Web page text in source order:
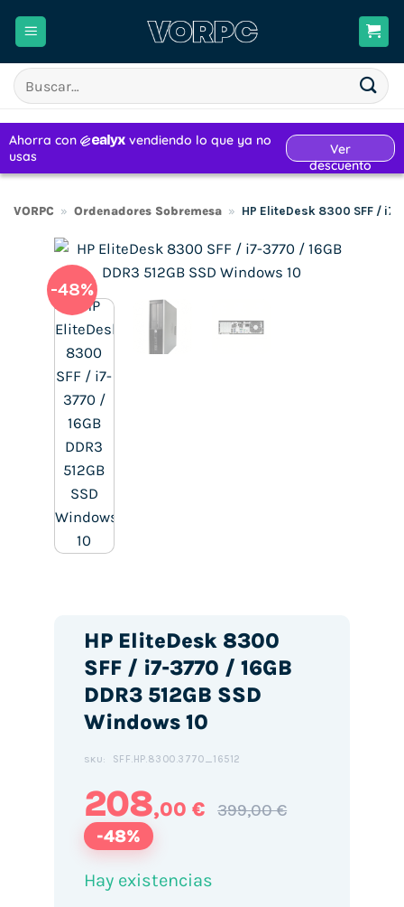
Buscar
por:
VORPC » Ordenadores Sobremesa » HP EliteDesk 8300 SFF / i7-
-48%
HP EliteDesk 8300
SFF / i7-3770 / 16GB
DDR3 512GB SSD
Windows 10
SKU: SFF.HP.8300.3770_16512
208,00 € 399,00 €
-48%
Hay existencias